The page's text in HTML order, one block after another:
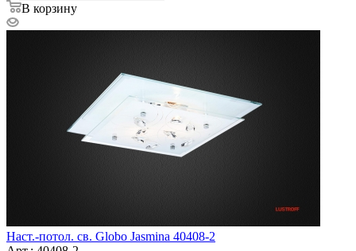
В корзину
Наст.-потол. св. Globo Jasmina 40408-2